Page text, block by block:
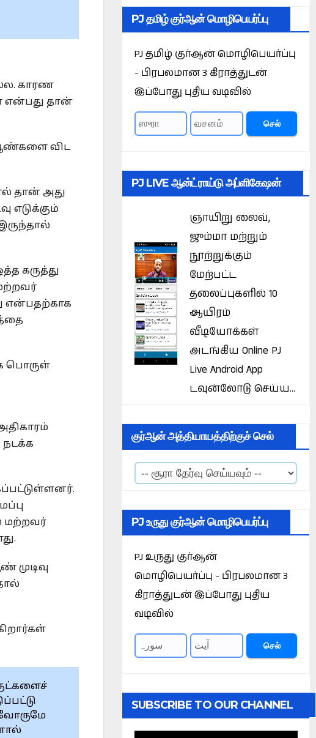
காரண
என்பது தான்
விட
தான் அது
எடுக்கும்
கருத்து
மற்றவர்
என்பதற்காக
பொருள்
மற்றவர்
முடிவு
PJ தமிழ் குர்ஆன் மொழிபெயர்ப்பு
PJ தமிழ் குர்ஆன் மொழிபெயர்ப்பு
- பிரபலமான 3 கிராத்துடன்
இப்போது புதிய வடிவில்
செல்
PJ LIVE ஆன்ட்ராய்டு அப்ளிகேஷன்
ஞாயிறு லைவ்,
ஜும்மா மற்றும்
நூற்றுக்கும்
மேற்பட்ட
தலைப்புகளில் 10
ஆயிரம்
வீடியோக்கள்
அடங்கிய Online PJ
Live Android App
டவுன்லோடு செய்ய...
குர்ஆன் அத்தியாயத்திற்குச் செல்
PJ உருது குர்ஆன் மொழிபெயர்ப்பு
PJ உருது குர்ஆன்
மொழிபெயர்ப்பு - பிரபலமான 3
கிராத்துடன் இப்போது புதிய
வடிவில்
செல்
SUBSCRIBE TO OUR CHANNEL